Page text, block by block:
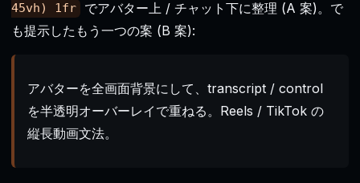
45vh) 1fr
でアバター上 / チャット下に整理 (A 案)。で
も提示したもう一つの案 (B 案):
アバターを全画面背景にして、transcript / control
を半透明オーバーレイで重ねる。Reels / TikTok の
縦長動画文法。